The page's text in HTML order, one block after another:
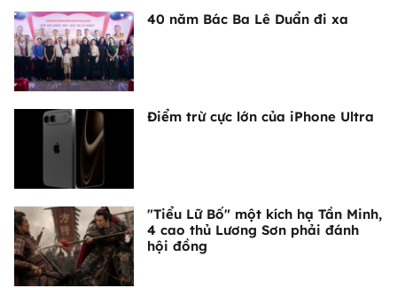
40 năm Bác Ba Lê Duẩn đi xa
Điểm trừ cực lớn của iPhone Ultra
"Tiểu Lữ Bố" một kích hạ Tần Minh,
4 cao thủ Lương Sơn phải đánh
hội đồng